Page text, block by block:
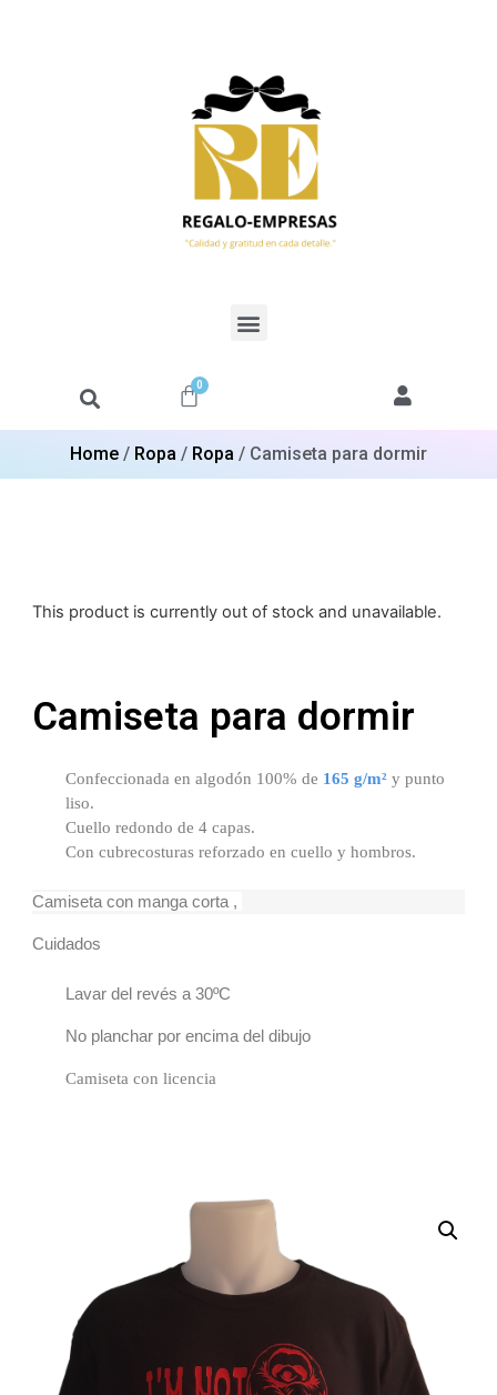
0
Home / Ropa / Ropa / Camiseta para dormir
This product is currently out of stock and unavailable.
Camiseta para dormir
Confeccionada en algodón 100% de 165 g/m² y punto
liso.
Cuello redondo de 4 capas.
Con cubrecosturas reforzado en cuello y hombros.
Camiseta con manga corta ,
Cuidados
Lavar del revés a 30ºC
No planchar por encima del dibujo
Camiseta con licencia